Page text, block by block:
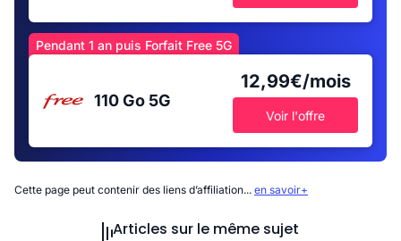
Pendant 1 an puis Forfait Free 5G
110 Go 5G
12,99€/mois
Voir l'offre
Cette page peut contenir des liens d’affiliation... en savoir+
Articles sur le même sujet